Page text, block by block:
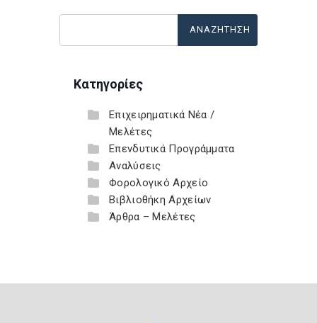
Κατηγορίες
Επιχειρηματικά Νέα /
Μελέτες
Επενδυτικά Προγράμματα
Αναλύσεις
Φορολογικό Αρχείο
Βιβλιοθήκη Αρχείων
Άρθρα – Μελέτες